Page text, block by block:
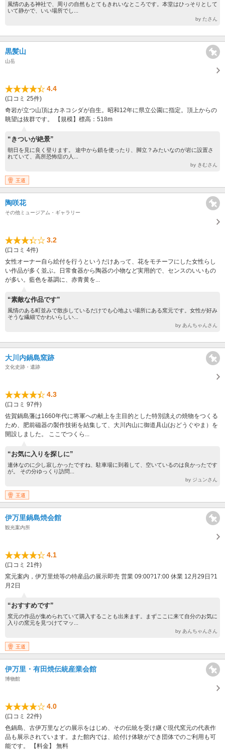
風情のある神社で、周りの自然もとてもきれいなところです。本堂はひっそりとして
いて静かで、いい場所でし...
by たさん
黒髪山
山岳
4.4
(口コミ 25件)
奇岩が立つ山頂はカネコシダが自生。昭和12年に県立公園に指定。頂上からの
眺望は抜群です。 【規模】標高：518m
“きついが絶景”
朝日を見に良く登ります。 途中から鎖を使ったり、脚立？みたいなのが岩に設置さ
れていて、高所恐怖症の人...
by きむさん
王道
陶咲花
その他ミュージアム・ギャラリー
3.2
(口コミ 4件)
女性オーナー自ら絵付を行うというだけあって、花をモチーフにした女性らし
い作品が多く並ぶ。日常食器から陶器の小物など実用的で、センスのいいもの
が多い。藍色を基調に、赤青黄を...
“素敵な作品です”
風情のある町並みで散歩しているだけでも心地よい場所にある窯元です。女性が好み
そうな繊細でかわいらしい...
by あんちゃんさん
大川内鍋島窯跡
文化史跡・遺跡
4.3
(口コミ 97件)
佐賀鍋島藩は1660年代に将軍への献上を主目的とした特別誂えの焼物をつくる
ため、肥前磁器の製作技術を結集して、大川内山に御道具山(おどうぐやま）を
開設しました。 ここでつくら...
“お気に入りを探しに”
連休なのに少し寂しかったですね、駐車場に到着して、空いているのは良かったです
が。 その分ゆっくり訪問...
by ジュンさん
王道
伊万里鍋島焼会館
観光案内所
4.1
(口コミ 21件)
窯元案内，伊万里焼等の特産品の展示即売 営業 09:00?17:00 休業 12月29日?1
月2日
“おすすめです”
窯元の作品が集められていて購入することも出来ます。まずここに来て自分のお気に
入りの窯元を見つけてマッ...
by あんちゃんさん
王道
伊万里・有田焼伝統産業会館
博物館
4.0
(口コミ 22件)
色鍋島、古伊万里などの展示をはじめ、その伝統を受け継ぐ現代窯元の代表作
品も展示されています。また館内では、絵付け体験ができ団体でのご利用も可
能です。 【料金】 無料